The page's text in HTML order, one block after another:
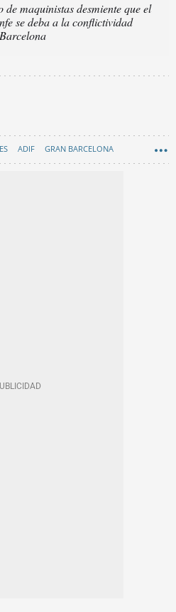
de maquinistas desmiente que el
se deba a la conflictividad
ADIF GRAN BARCELONA